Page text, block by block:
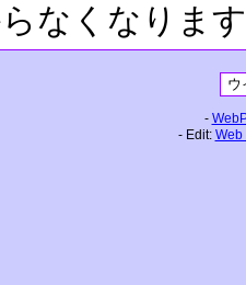
なくなりま
-
- Edit: Web